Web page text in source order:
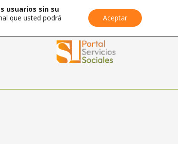
usuarios sin su
que usted podrá
Aceptar